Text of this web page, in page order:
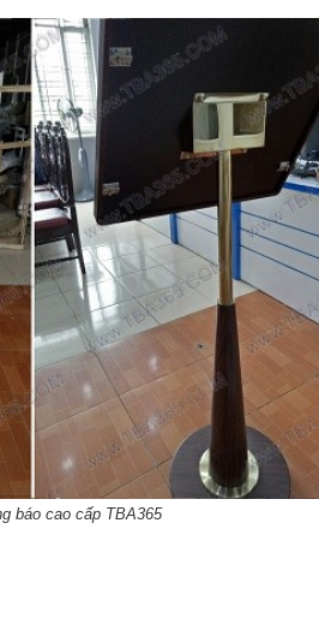
báo cao cấp TBA365